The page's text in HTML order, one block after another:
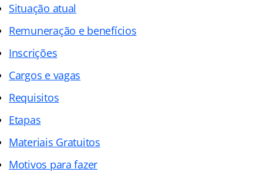
Situação atual
Remuneração e benefícios
Inscrições
Cargos e vagas
Requisitos
Etapas
Materiais Gratuitos
Motivos para fazer